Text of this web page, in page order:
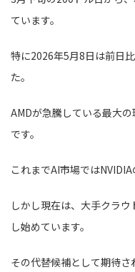
ています。
特に2026年5月8日は前日
た。
AMDが急騰している最大
です。
これまでAI市場では
しかし現在は、大手クラ
し始めています。
その代替候補として期待さ